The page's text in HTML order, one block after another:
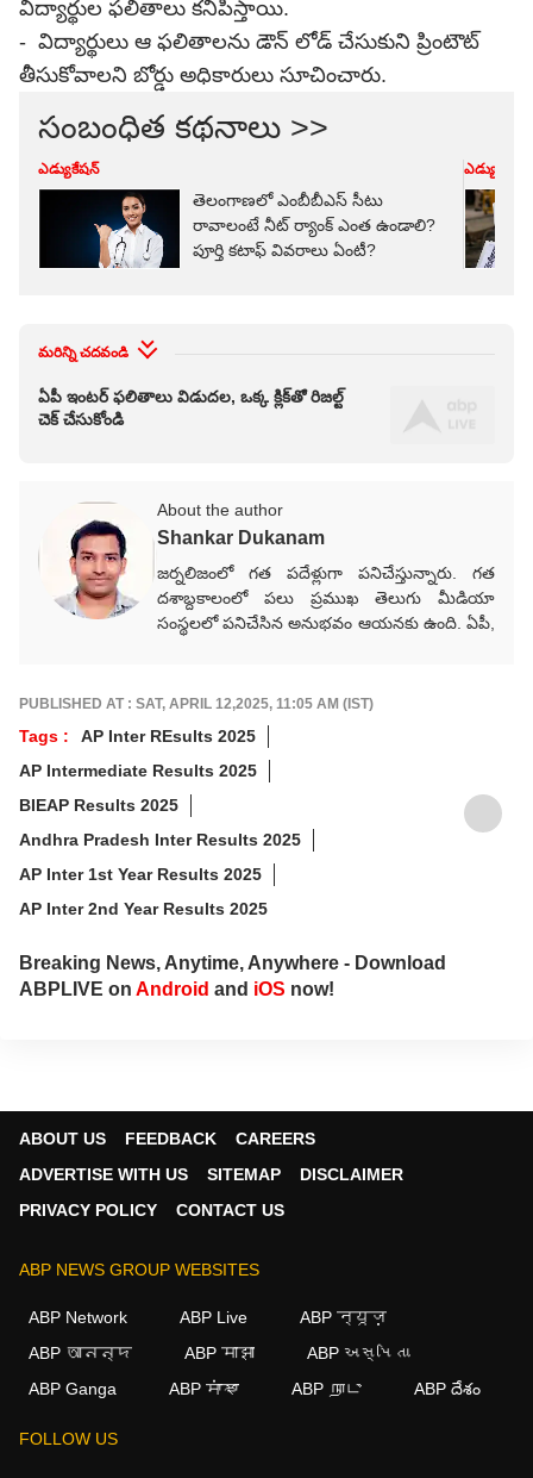
విద్యార్థుల ఫలితాలు కనిపిస్తాయి.
- విద్యార్థులు ఆ ఫలితాలను డౌన్ లోడ్ చేసుకుని ప్రింటౌట్
తీసుకోవాలని బోర్డు అధికారులు సూచించారు.
సంబంధిత కథనాలు >>
ఎడ్యుకేషన్
తెలంగాణలో ఎంబీబీఎస్ సీటు
రావాలంటే నీట్‌ ర్యాంక్ ఎంత ఉండాలి?
పూర్తి కటాఫ్ వివరాలు ఏంటీ?
ఎడ్యుకేషన్
మరిన్ని చదవండి
ఏపీ ఇంటర్ ఫలితాలు విడుదల, ఒక్క క్లిక్‌తో రిజల్ట్
చెక్ చేసుకోండి
About the author
Shankar Dukanam
జర్నలిజంలో గత పదేళ్లుగా పనిచేస్తున్నారు. గత
దశాబ్దకాలంలో పలు ప్రముఖ తెలుగు మీడియా
సంస్థలలో పనిచేసిన అనుభవం ఆయనకు ఉంది. ఏపీ,
గ్రాడ్యుయేషన్ పూర్తయ్యాక జర్నలిజం కోర్సు పూర్తిచేసి
కెరీర్‌గా ఎంచుకున్నారు. నేషనల్ మీడియాకు చెందిన
పలు తెలుగు మీడియా సంస్థలలో సీనియర్ కంటెంట్
రైటర్‌గా సేవలు అందించారు. జర్నలిజంలో వందేళ్లకు
పైగా చరిత్ర ఉన్న ఆనంద్ బజార్ పత్రిక నెట్‌వర్క్ (ABP
Network)కు చెందిన తెలుగు డిజిటల్ మీడియా
ఏబీపీ దేశంలో గత నాలుగేళ్ల నుంచి న్యూస్
ప్రొడ్యూసర్‌గా పనిచేస్తున్నారు.
PUBLISHED AT : SAT, APRIL 12,2025, 11:05 AM (IST)
Tags :
AP Inter REsults 2025
AP Intermediate Results 2025
BIEAP Results 2025
Andhra Pradesh Inter Results 2025
AP Inter 1st Year Results 2025
AP Inter 2nd Year Results 2025
Breaking News, Anytime, Anywhere - Download
ABPLIVE on Android and iOS now!
ABOUT US FEEDBACK
CAREERS
ADVERTISE WITH US
SITEMAP
DISCLAIMER
PRIVACY POLICY
CONTACT US
ABP NEWS GROUP WEBSITES
ABP Network ABP Live
ABP न्यूज़
ABP আনন্দ
ABP माझा
ABP અસ્મિતા
ABP Ganga
ABP ਸਾਂਝਾ ABP நாடு ABP దేశం
FOLLOW US